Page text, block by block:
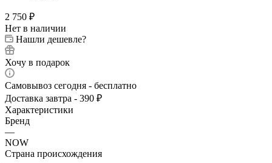
2 750 ₽
Нет в наличии
Нашли дешевле?
Хочу в подарок
Самовывоз сегодня - бесплатно
Доставка завтра - 390 ₽
Характеристики
Бренд
—
NOW
Страна происхождения